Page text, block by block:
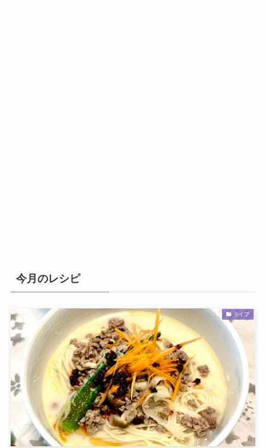
今月のレシピ
ライフ